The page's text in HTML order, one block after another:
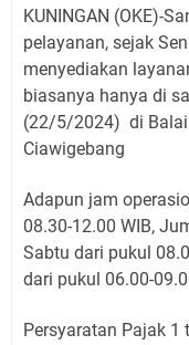
KUNINGAN (OKE)-
pelayanan, sejak
menyediakan
biasanya hanya di
(22/5/2024) di Balai
Ciawigebang
Adapun jam
08.30-12.00 WIB,
Sabtu dari pukul
dari pukul 06.00-
Persyaratan Pajak 1